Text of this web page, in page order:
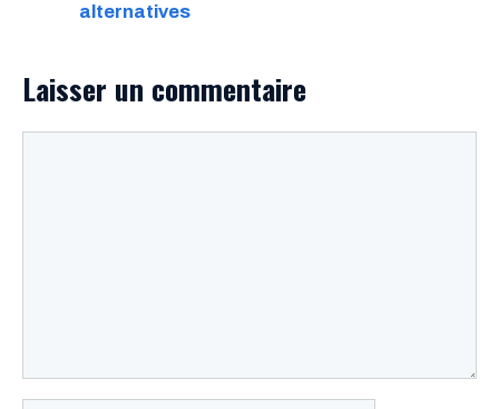
alternatives
Laisser un commentaire